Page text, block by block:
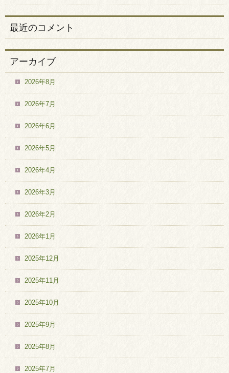
最近のコメント
アーカイブ
2026年8月
2026年7月
2026年6月
2026年5月
2026年4月
2026年3月
2026年2月
2026年1月
2025年12月
2025年11月
2025年10月
2025年9月
2025年8月
2025年7月